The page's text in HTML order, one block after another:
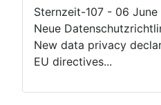
Sternzeit-107 - 06 June
Neue
New data privacy
EU directives...